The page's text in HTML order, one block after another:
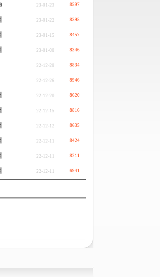
23-01-23 8597
23-01-22 8395
23-01-15 8457
23-01-08 8346
22-12-28 8834
22-12-26 8946
22-12-20 8620
22-12-15 8816
22-12-12 8635
22-12-11 8424
22-12-11 8211
22-12-11 6941